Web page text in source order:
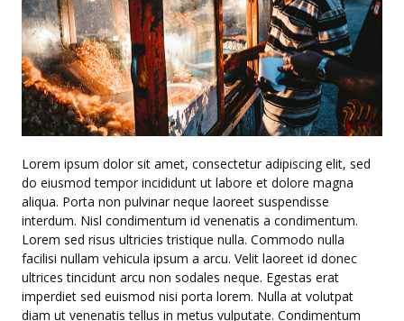
Lorem ipsum dolor sit amet, consectetur adipiscing elit, sed
do eiusmod tempor incididunt ut labore et dolore magna
aliqua. Porta non pulvinar neque laoreet suspendisse
interdum. Nisl condimentum id venenatis a condimentum.
Lorem sed risus ultricies tristique nulla. Commodo nulla
facilisi nullam vehicula ipsum a arcu. Velit laoreet id donec
ultrices tincidunt arcu non sodales neque. Egestas erat
imperdiet sed euismod nisi porta lorem. Nulla at volutpat
diam ut venenatis tellus in metus vulputate. Condimentum